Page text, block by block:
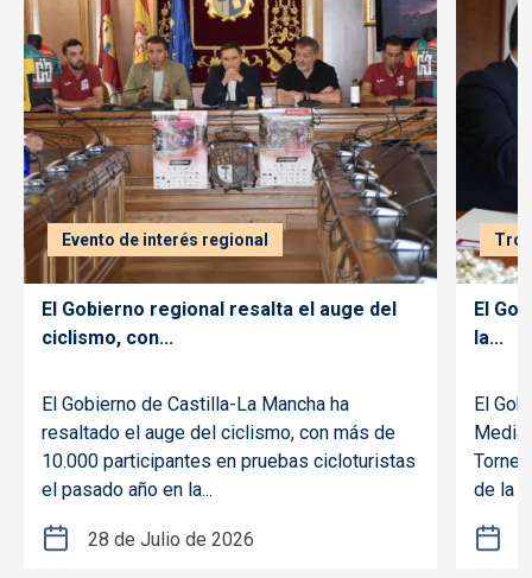
Evento de interés regional
El Gobierno regional resalta el auge del
ciclismo, con...
El Gobierno de Castilla-La Mancha ha
resaltado el auge del ciclismo, con más de
10.000 participantes en pruebas cicloturistas
el pasado año en la...
28 de Julio de 2026
El
la...
El
Media
de la